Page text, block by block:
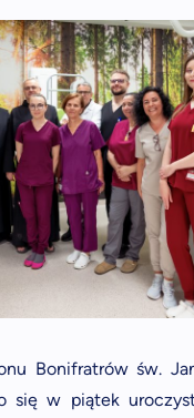
Bonifratrów św.
się w piątek